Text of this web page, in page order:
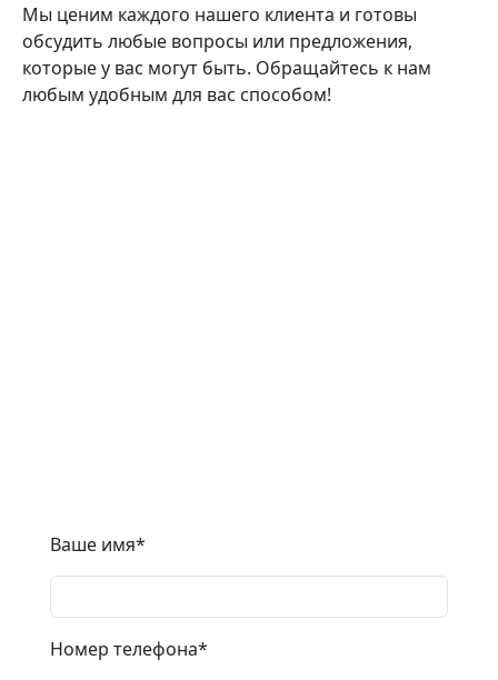
Мы ценим каждого нашего клиента и готовы
обсудить любые вопросы или предложения,
которые у вас могут быть. Обращайтесь к нам
любым удобным для вас способом!
Ваше имя*
Номер телефона*